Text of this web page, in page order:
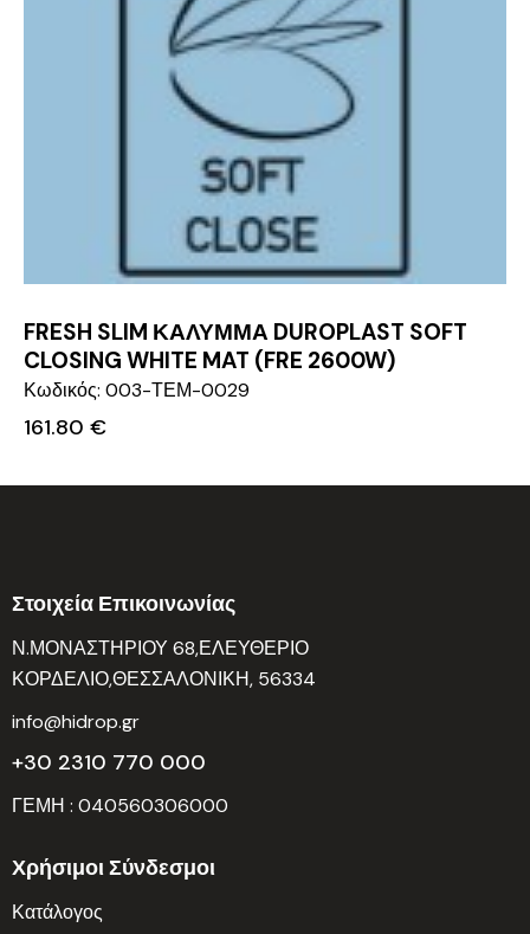
FRESH SLIM ΚΑΛΥΜΜΑ DUROPLAST SOFT
CLOSING WHITE MAT (FRE 2600W)
Κωδικός: 003-ΤΕΜ-0029
161.80 €
Στοιχεία Επικοινωνίας
Ν.ΜΟΝΑΣΤΗΡΙΟΥ 68,ΕΛΕΥΘΕΡΙΟ
ΚΟΡΔΕΛΙΟ,ΘΕΣΣΑΛΟΝΙΚΗ, 56334
info@hidrop.gr
+30 2310 770 000
ΓΕΜΗ : 040560306000
Χρήσιμοι Σύνδεσμοι
Κατάλογος